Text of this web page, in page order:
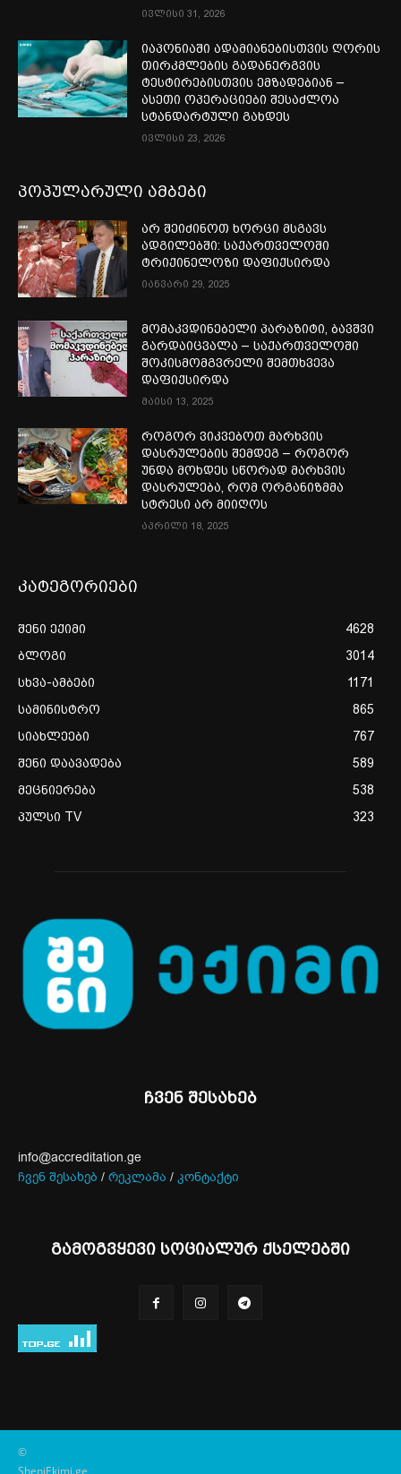
ივლისი 31, 2026
იაპონიაში ადამიანებისთვის ღორის
თირკმლების გადანერგვის
ტესტირებისთვის ემზადებიან –
ასეთი ოპერაციები შესაძლოა
სტანდარტული გახდეს
ივლისი 23, 2026
პოპულარული ამბები
არ შეიძინოთ ხორცი მსგავს
ადგილებში: საქართველოში
ტრიქინელოზი დაფიქსირდა
იანვარი 29, 2025
მომაკვდინებელი პარაზიტი, ბავშვი
გარდაიცვალა – საქართველოში
შოკისმომგვრელი შემთხვევა
დაფიქსირდა
მაისი 13, 2025
როგორ ვიკვებოთ მარხვის
დასრულების შემდეგ – როგორ
უნდა მოხდეს სწორად მარხვის
დასრულება, რომ ორგანიზმმა
სტრესი არ მიიღოს
აპრილი 18, 2025
კატეგორიები
შენი ექიმი
4628
ბლოგი
3014
სხვა-ამბები
1171
სამინისტრო
865
სიახლეები
767
შენი დაავადება
589
მეცნიერება
538
პულსი TV
323
ჩვენ შესახებ
info@accreditation.ge
ჩვენ შესახებ / რეკლამა / კონტაქტი
გამოგვყევი სოციალურ ქსელებში
©
SheniEkimi.ge